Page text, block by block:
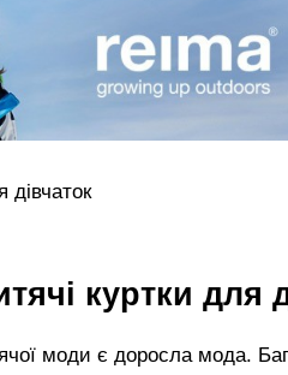
куртки для
моди є доросла мода.